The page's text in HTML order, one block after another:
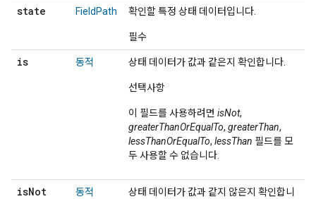
state FieldPath 확인할 특정 상태 데이터입니다.
필수
is 동적 상태 데이터가 값과 같은지 확인합니다.
선택사항
이 필드를 사용하려면 isNot,
greaterThanOrEqualTo, greaterThan,
lessThanOrEqualTo, lessThan 필드를 모
두 사용할 수 없습니다.
isNot 동적
상태 데이터가 값과 같지 않은지 확인합니